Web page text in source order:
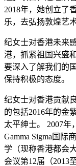
2018年，她创立了
乐，去弘扬敦煌艺
纪女士对香港未来
港，抓紧祖国兴盛
要深入了解我们的
保持积极的态度。
纪女士对香港贡献
的包括2016年的金
太平绅士。 2007年
Gamma Sigma国际
学（现称香港都会
会议第12届（2013